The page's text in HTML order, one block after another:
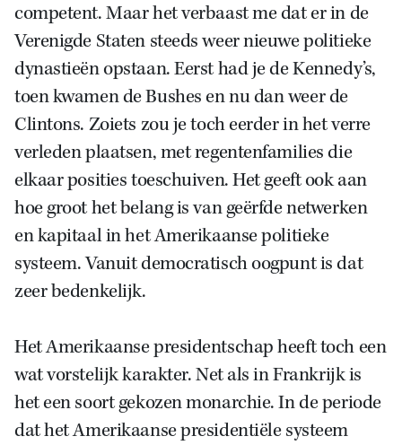
Zoek
competent. Maar het verbaast me dat er in de
Verenigde Staten steeds weer nieuwe politieke
dynastieën opstaan. Eerst had je de Kennedy’s,
toen kwamen de Bushes en nu dan weer de
Clintons. Zoiets zou je toch eerder in het verre
verleden plaatsen, met regentenfamilies die
elkaar posities toeschuiven. Het geeft ook aan
hoe groot het belang is van geërfde netwerken
en kapitaal in het Amerikaanse politieke
systeem. Vanuit democratisch oogpunt is dat
zeer bedenkelijk.
Het Amerikaanse presidentschap heeft toch een
wat vorstelijk karakter. Net als in Frankrijk is
het een soort gekozen monarchie. In de periode
dat het Amerikaanse presidentiële systeem